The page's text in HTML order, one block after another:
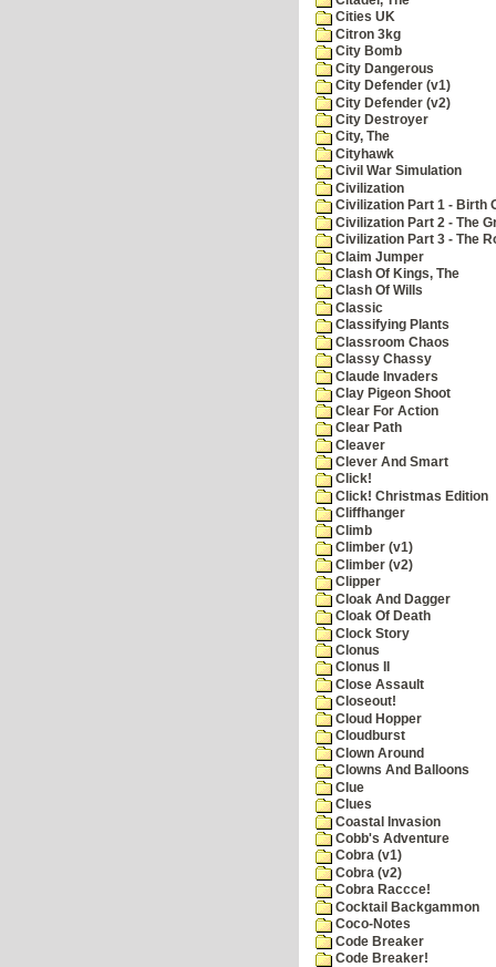
Cities UK
Citron 3kg
City Bomb
City Dangerous
City Defender (v1)
City Defender (v2)
City Destroyer
City, The
Cityhawk
Civil War Simulation
Civilization
Civilization Part 1 - Birth
Civilization Part 2 - The
Civilization Part 3 - The
Claim Jumper
Clash Of Kings, The
Clash Of Wills
Classic
Classifying Plants
Classroom Chaos
Classy Chassy
Claude Invaders
Clay Pigeon Shoot
Clear For Action
Clear Path
Cleaver
Clever And Smart
Click!
Click! Christmas Edition
Cliffhanger
Climb
Climber (v1)
Climber (v2)
Clipper
Cloak And Dagger
Cloak Of Death
Clock Story
Clonus
Clonus II
Close Assault
Closeout!
Cloud Hopper
Cloudburst
Clown Around
Clowns And Balloons
Clue
Clues
Coastal Invasion
Cobb's Adventure
Cobra (v1)
Cobra (v2)
Cobra Raccce!
Cocktail Backgammon
Coco-Notes
Code Breaker
Code Breaker!